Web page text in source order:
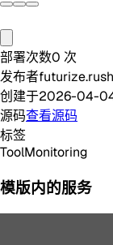
部署次数0 次
发布者futurize.rush
创建于2026-04-
源码查看源码
标签
ToolMonitoring
模版内的服务